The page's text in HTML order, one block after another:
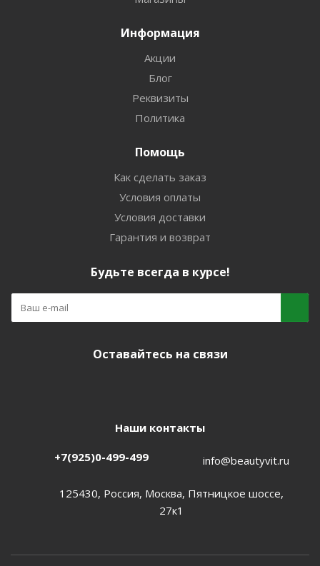
Информация
Акции
Блог
Реквизиты
Политика
Помощь
Как сделать заказ
Условия оплаты
Условия доставки
Гарантия и возврат
Будьте всегда в курсе!
Оставайтесь на связи
Наши контакты
+7(925)0-499-499 info@beautyvit.ru
125430, Россия, Москва, Пятницкое шоссе,
27к1